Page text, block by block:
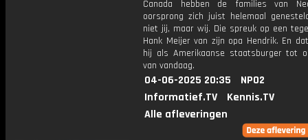
Canada hebben de families van
oorsprong zich juist helemaal
niet jij, maar wij. Die spreuk op een
Hank Meijer van zijn opa Hendrik. En
hij als Amerikaanse staatsburger tot
van vandaag.
04-06-2025 20:35
NPO2
Informatief.TV
Kennis.TV
Alle afleveringen